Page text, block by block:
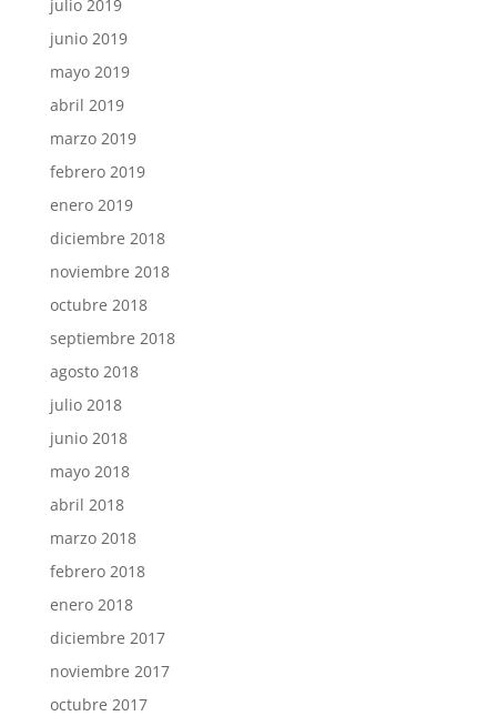
julio 2019
junio 2019
mayo 2019
abril 2019
marzo 2019
febrero 2019
enero 2019
diciembre 2018
noviembre 2018
octubre 2018
septiembre 2018
agosto 2018
julio 2018
junio 2018
mayo 2018
abril 2018
marzo 2018
febrero 2018
enero 2018
diciembre 2017
noviembre 2017
octubre 2017